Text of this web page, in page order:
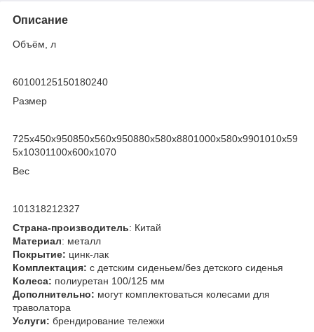
Описание
Объём, л
60100125150180240
Размер
725x450x950850x560x950880х580х8801000х580х9901010х59
5х10301100x600x1070
Вес
101318212327
Страна-производитель: Китай
Материал: металл
Покрытие: цинк-лак
Комплектация: с детским сиденьем/без детского сиденья
Колеса: полиуретан 100/125 мм
Дополнительно: могут комплектоваться колесами для
траволатора
Услуги: брендирование тележки